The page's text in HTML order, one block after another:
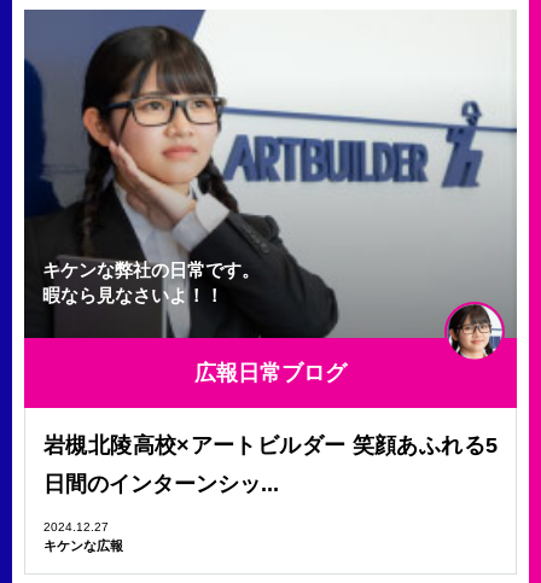
キケンな弊社の日常です。
暇なら見なさいよ！！
広報日常ブログ
岩槻北陵高校×アートビルダー 笑顔あふれる5
日間のインターンシッ...
2024.12.27
キケンな広報